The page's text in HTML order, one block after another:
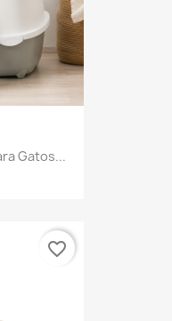
Gatos...
favorite_border